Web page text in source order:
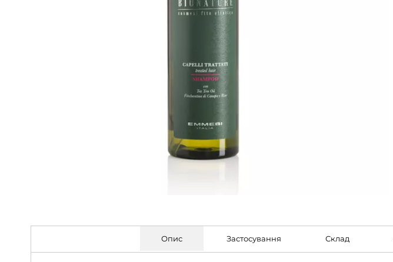
Опис Застосування Склад